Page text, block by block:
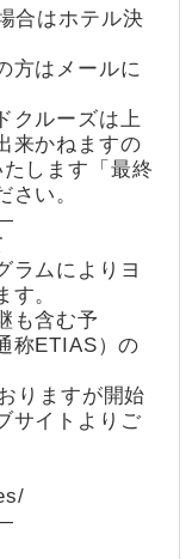
合はホテル決
方はメールに
クルーズは上
来かねますの
します「最終
さい。
ラムによりヨ
。
も含む予
称ETIAS）の
りますが開始
サイトよりご